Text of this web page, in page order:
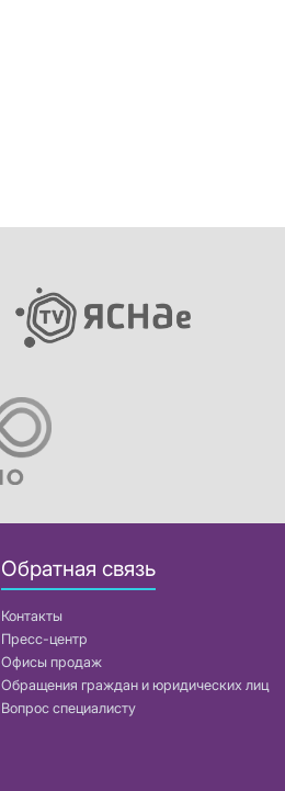
Обратная связь
Контакты
Пресс-центр
Офисы продаж
Обращения граждан и юридических лиц
Вопрос специалисту